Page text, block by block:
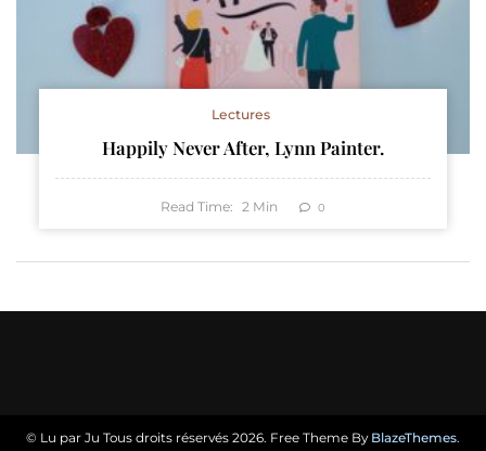
Lectures
Happily Never After, Lynn Painter.
Read Time: 2 Min 0
© Lu par Ju Tous droits réservés 2026. Free Theme By BlazeThemes.